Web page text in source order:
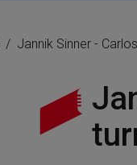
Jannik Sinner -